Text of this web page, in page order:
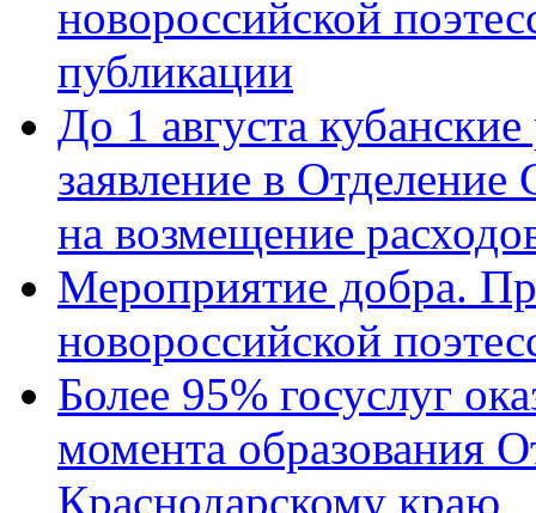
новороссийской
публикации
До 1 августа
заявление в
на возмещение
Мероприятие добра.
новороссийской
Более 95% госуслуг
момента образования
Краснодарскому краю